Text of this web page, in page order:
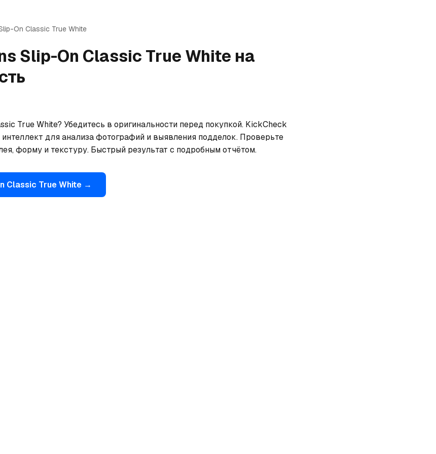
On Classic True White
Slip-On Classic True White на
True White? Убедитесь в оригинальности перед покупкой. KickCheck
интеллект для анализа фотографий и выявления подделок. Проверьте
форму и текстуру. Быстрый результат с подробным отчётом.
Classic True White →